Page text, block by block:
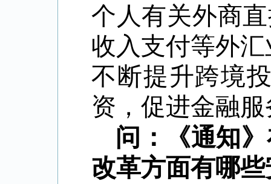
个人有关外商
收入支付等外
不断提升跨境
资，促进金融
问：《通知
改革方面有哪